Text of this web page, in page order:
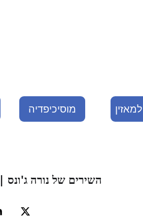
מוסיכיפדיה
השירים של נורה ג'ונס | Norah Jones best songs